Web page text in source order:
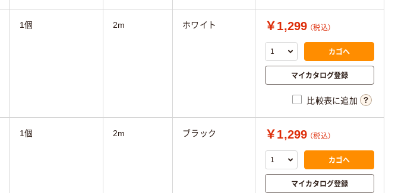
1個 2m ホワイト ￥1,299 （税込）
カゴへ
マイカタログ登録
比較表に追加
1個 2m ブラック ￥1,299 （税込）
カゴへ
マイカタログ登録